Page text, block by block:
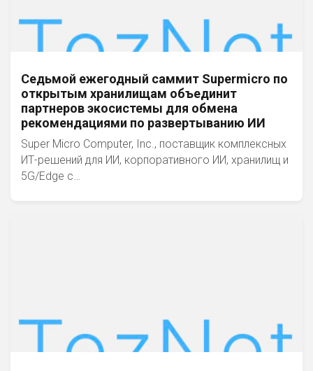
Седьмой ежегодный саммит Supermicro по
открытым хранилищам объединит
партнеров экосистемы для обмена
рекомендациями по развертыванию ИИ
Super Micro Computer, Inc., поставщик комплексных
ИТ-решений для ИИ, корпоративного ИИ, хранилищ и
5G/Edge с…